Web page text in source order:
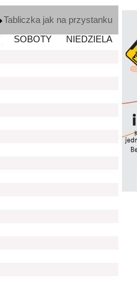
Tabliczka jak na przystanku
SOBOTY
NIEDZIELA